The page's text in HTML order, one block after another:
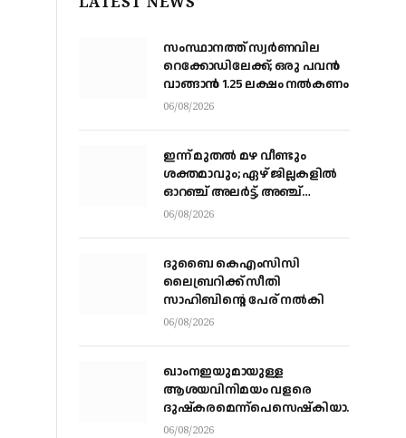
LATEST NEWS
സംസ്ഥാനത്ത് സ്വര്‍ണവില
റെക്കോഡിലേക്ക്; ഒരു പവന്‍
വാങ്ങാന്‍ 1.25 ലക്ഷം നല്‍കണം
06/08/2026
ഇന്ന് മുതല്‍ മഴ വീണ്ടും
ശക്തമാവും; ഏഴ് ജില്ലകളില്‍
ഓറഞ്ച് അലര്‍ട്ട്, അഞ്ച്
താലൂക്കുകളില്‍ അവധി
06/08/2026
ദുബൈ കെഎംസിസി
ലൈബ്രറിക്ക് സീതി
സാഹിബിന്റെ പേര് നല്‍കി
06/08/2026
ഖാംനഇയുമായുള്ള
ആശയവിനിമയം വളരെ
ദുഷ്‌കരമെന്ന്പെസെഷ്‌കിയാന്‍,
രാജിവെക്കില്ലെന്നും പ്രസിഡന്റ്
06/08/2026